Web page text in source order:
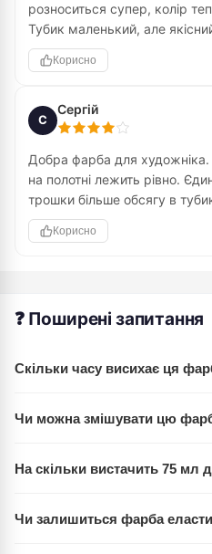
розноситься супер, колір
Тубик маленький, але
Корисно
С
Сергій
Добра фарба для
на полотні лежить рівно.
трошки більше обсягу в
Корисно
❓ Поширені запитання
Скільки часу висихає ця
готовий за 30-40 хвилин
Чи можна змішувати цю
й утворює нові відтінки при
На скільки вистачить 75
використання як допоміжного
Чи залишиться фарба